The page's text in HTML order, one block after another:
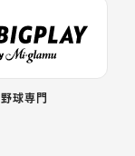
野球専門